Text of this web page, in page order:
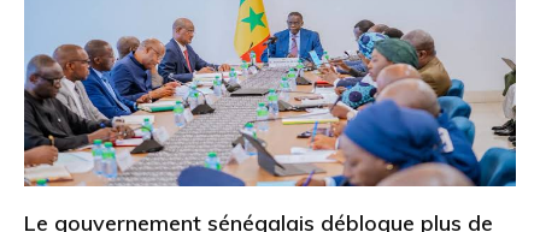
Le gouvernement sénégalais débloque plus de